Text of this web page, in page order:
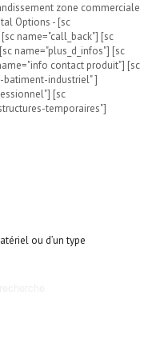
zone commerciale
Options - [sc
name="call_back"] [sc
name="plus_d_infos"] [sc
contact produit"] [sc
batiment-industriel" ]
[sc
temporaires"]
ou d’un type